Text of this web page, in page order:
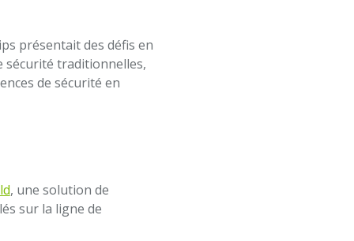
présentait des défis en
sécurité traditionnelles,
de sécurité en
, une solution de
sur la ligne de